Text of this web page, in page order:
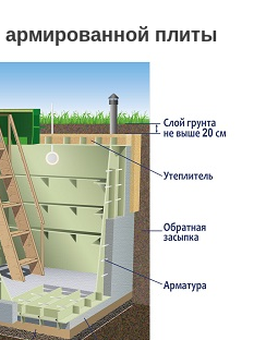
армированной плиты